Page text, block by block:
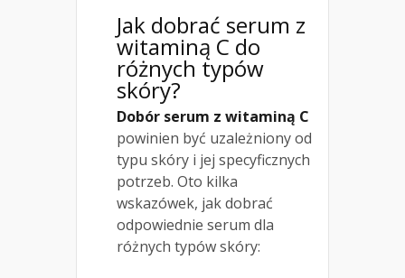
Jak dobrać serum z
witaminą C do
różnych typów
skóry?
Dobór serum z witaminą C
powinien być uzależniony od
typu skóry i jej specyficznych
potrzeb. Oto kilka
wskazówek, jak dobrać
odpowiednie serum dla
różnych typów skóry: